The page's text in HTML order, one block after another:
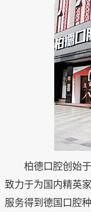
柏德口腔创始
致力于为国内精英
服务得到德国口腔